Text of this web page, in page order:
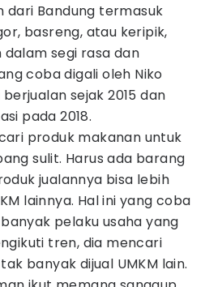
dari Bandung termasuk
basreng, atau keripik,
segi rasa dan
coba digali oleh Niko
sejak 2015 dan
pada 2018.
produk makanan untuk
sulit. Harus ada barang
jualannya bisa lebih
lainnya. Hal ini yang coba
pelaku usaha yang
tren, dia mencari
banyak dijual UMKM lain.